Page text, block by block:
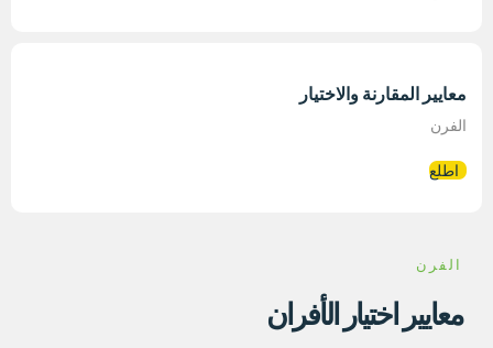
معايير المقارنة والاختيار
الفرن
اطلع
الفرن
معايير اختيار الأفران